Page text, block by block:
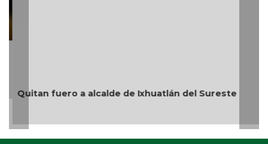
Quitan fuero a alcalde de Ixhuatlán del Sureste